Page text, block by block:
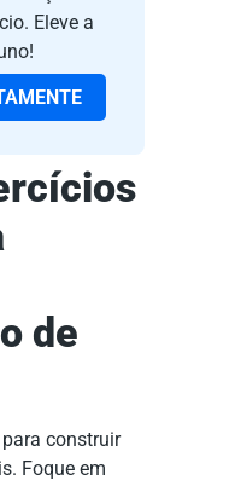
Eleve a
de
construir
Foque em